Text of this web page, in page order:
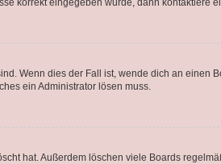
korrekt eingegeben wurde, dann kontaktiere
Wenn dies der Fall ist, wende dich an einen
ein Administrator lösen muss.
hat. Außerdem löschen viele Boards